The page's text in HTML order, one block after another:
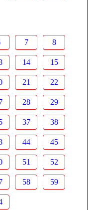
7 8
14 15
21 22
28 29
37 38
44 45
51 52
58 59